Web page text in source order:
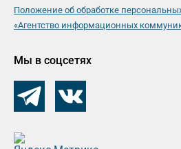
Положение об обработке
«Агентство информационных
Мы в соцсетях